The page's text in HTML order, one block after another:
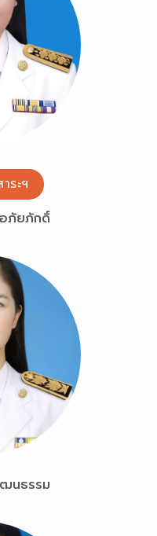
ระฯ
ภัยภักดิ์
นธรรม